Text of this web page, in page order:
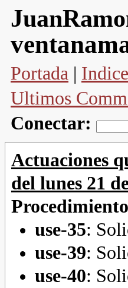
Portada |
Ultimos
Conectar:
Actuaciones
del lunes 21
use-35:
use-39:
use-40: